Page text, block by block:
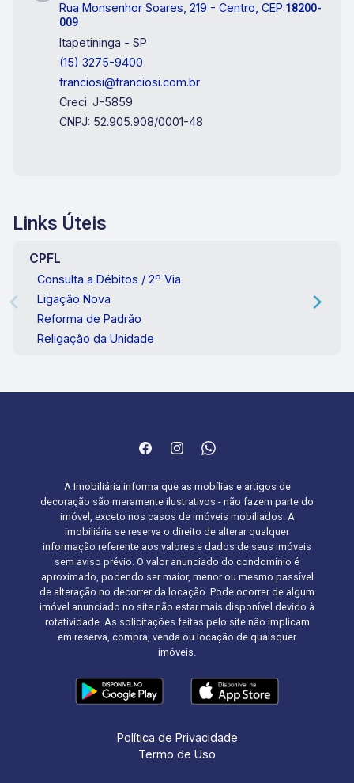
Rua Monsenhor Soares, 219 - Centro, CEP:18200-
009
Itapetininga - SP
(15) 3275-9400
franciosi@franciosi.com.br
Creci: J-5859
CNPJ: 52.905.908/0001-48
Links Úteis
CPFL
Consulta a Débitos / 2º Via
Ligação Nova
Reforma de Padrão
Religação da Unidade
A Imobiliária informa que as mobílias e artigos de
decoração são meramente ilustrativos - não fazem parte do
imóvel, exceto nos casos de imóveis mobiliados. A
imobiliária se reserva o direito de alterar qualquer
informação referente aos valores e dados de seus imóveis
sem aviso prévio. O valor anunciado do condomínio é
aproximado, podendo ser maior, menor ou mesmo passível
de alteração no decorrer da locação. Pode ocorrer de algum
imóvel anunciado no site não estar mais disponível devido à
rotatividade. As solicitações feitas pelo site não implicam
em reserva, compra, venda ou locação de quaisquer
imóveis.
Política de Privacidade
Termo de Uso